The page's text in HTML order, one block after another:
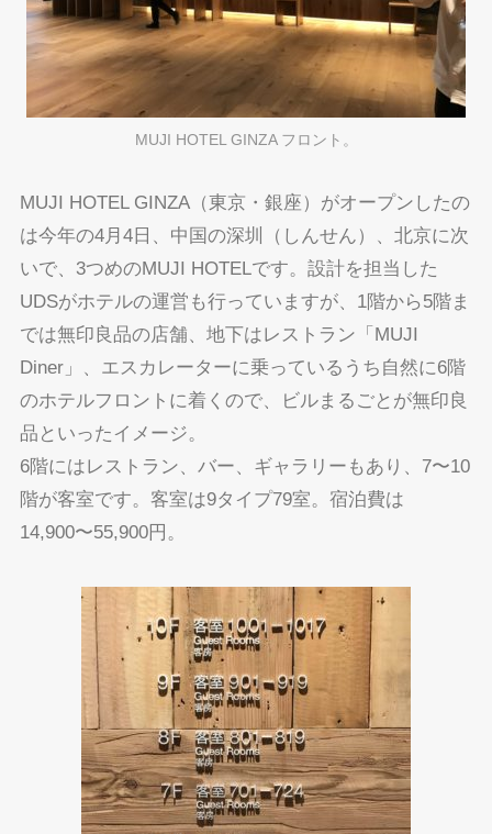
MUJI HOTEL GINZA フロント。
MUJI HOTEL GINZA（東京・銀座）がオープンしたの
は今年の4月4日、中国の深圳（しんせん）、北京に次
いで、3つめのMUJI HOTELです。設計を担当した
UDSがホテルの運営も行っていますが、1階から5階ま
では無印良品の店舗、地下はレストラン「MUJI
Diner」、エスカレーターに乗っているうち自然に6階
のホテルフロントに着くので、ビルまるごとが無印良
品といったイメージ。
6階にはレストラン、バー、ギャラリーもあり、7〜10
階が客室です。客室は9タイプ79室。宿泊費は
14,900〜55,900円。